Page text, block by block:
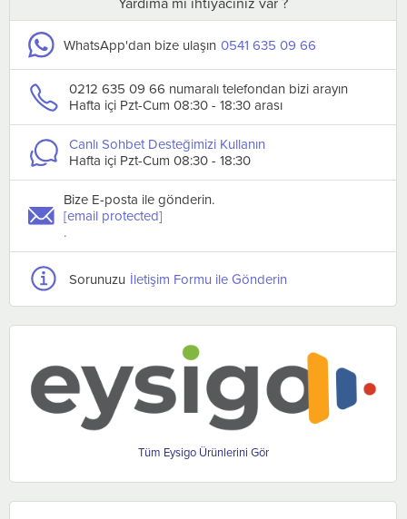
WhatsApp'dan bize ulaşın 0541 635 09 66
0212 635 09 66 numaralı telefondan bizi arayın
Hafta içi Pzt-Cum 08:30 - 18:30 arası
Canlı Sohbet Desteğimizi Kullanın
Hafta içi Pzt-Cum 08:30 - 18:30
Bize E-posta ile gönderin.
[email protected]
.
Sorunuzu İletişim Formu ile Gönderin
Eysigo